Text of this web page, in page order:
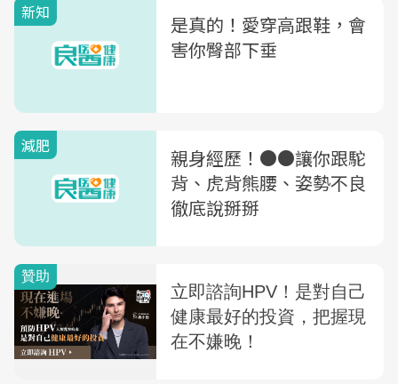
新知
是真的！愛穿高跟鞋，會
害你臀部下垂
減肥
親身經歷！●●讓你跟駝
背、虎背熊腰、姿勢不良
徹底說掰掰